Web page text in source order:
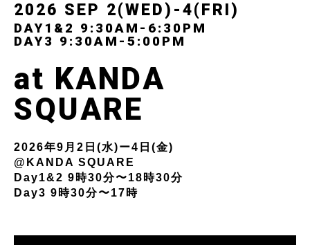
2026 SEP 2(WED)-4(FRI)
DAY1&2 9:30AM-6:30PM
DAY3 9:30AM-5:00PM
at KANDA
SQUARE
2026年9月2日(水)ー4日(金)
@KANDA SQUARE
Day1&2 9時30分〜18時30分
Day3 9時30分〜17時